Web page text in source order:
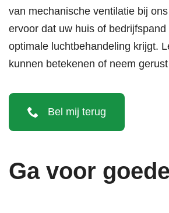
van mechanische ventilatie bij
ervoor dat uw huis of
optimale luchtbehandeling krijgt.
kunnen betekenen of neem
Bel mij terug
Ga voor